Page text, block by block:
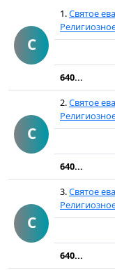
С
1.Святое
640...
С
2.Святое
640...
С
3.Святое
640...